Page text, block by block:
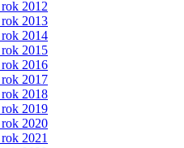
rok 2012
rok 2013
rok 2014
rok 2015
rok 2016
rok 2017
rok 2018
rok 2019
rok 2020
2021